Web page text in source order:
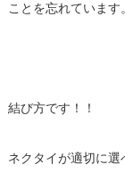
ことを忘れています。
結び方です！！
ネクタイが適切に